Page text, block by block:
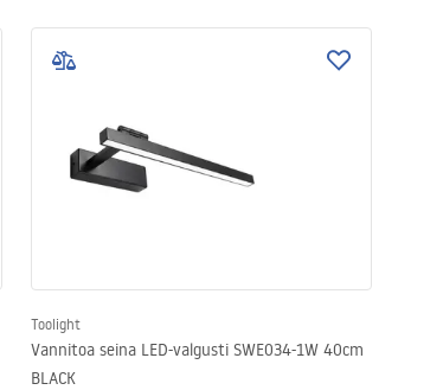
Toolight
Vannitoa seina LED-valgusti SWE034-1W 40cm
BLACK